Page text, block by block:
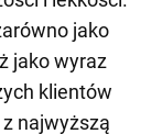
jako
jako wyraz
klientów
najwyższą